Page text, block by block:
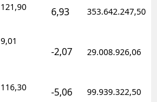
121,90 6,93 353.642.247,50
9,01
-2,07 29.008.926,06
116,30 -5,06 99.939.322,50